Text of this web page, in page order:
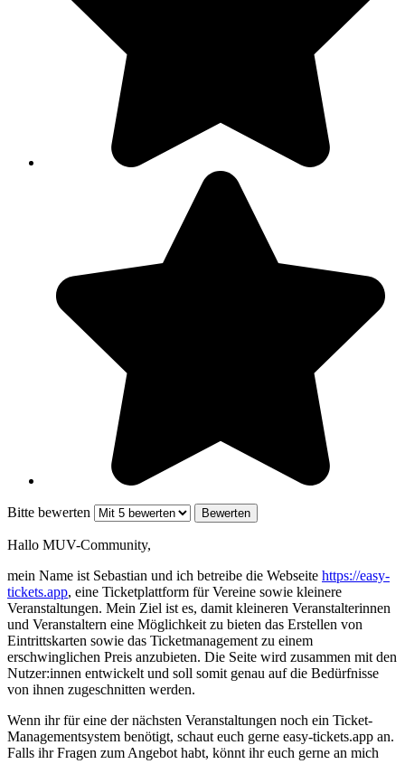
Bitte bewerten
Hallo MUV-Community,
mein Name ist Sebastian und ich betreibe die Webseite https://easy-
tickets.app, eine Ticketplattform für Vereine sowie kleinere
Veranstaltungen. Mein Ziel ist es, damit kleineren Veranstalterinnen
und Veranstaltern eine Möglichkeit zu bieten das Erstellen von
Eintrittskarten sowie das Ticketmanagement zu einem
erschwinglichen Preis anzubieten. Die Seite wird zusammen mit den
Nutzer:innen entwickelt und soll somit genau auf die Bedürfnisse
von ihnen zugeschnitten werden.
Wenn ihr für eine der nächsten Veranstaltungen noch ein Ticket-
Managementsystem benötigt, schaut euch gerne easy-tickets.app an.
Falls ihr Fragen zum Angebot habt, könnt ihr euch gerne an mich